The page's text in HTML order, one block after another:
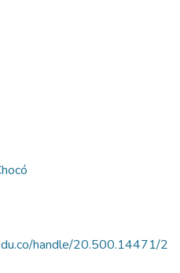
handle/20.500.14471/2